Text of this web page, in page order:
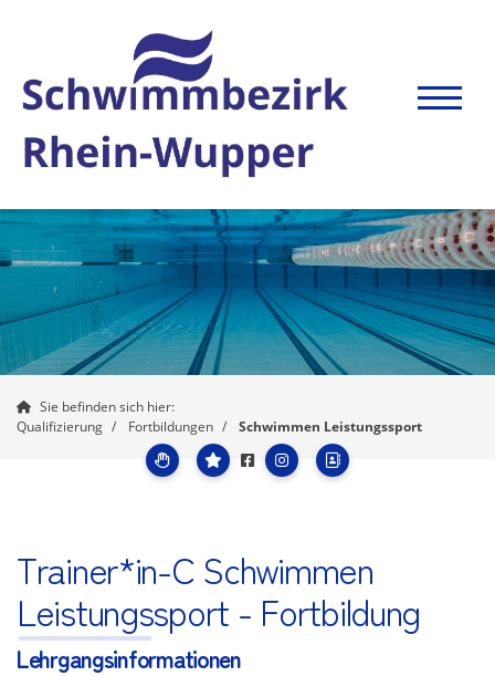
Sie befinden sich hier:
Qualifizierung
Fortbildungen Schwimmen Leistungssport
Trainer*in-C Schwimmen
Leistungssport - Fortbildung
Lehrgangsinformationen